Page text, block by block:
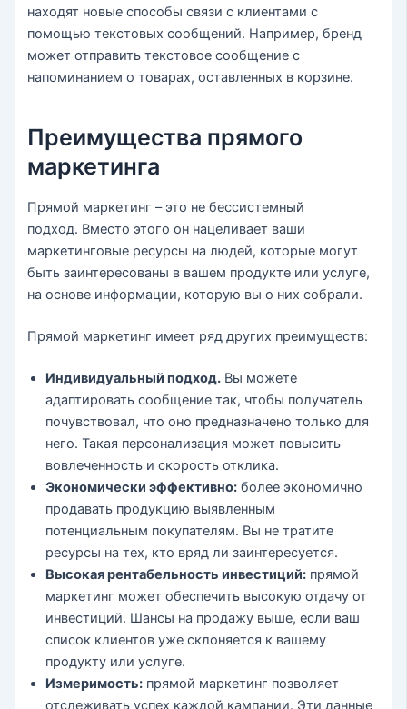
находят новые способы связи с клиентами с
помощью текстовых сообщений. Например, бренд
может отправить текстовое сообщение с
напоминанием о товарах, оставленных в корзине.
Преимущества прямого
маркетинга
Прямой маркетинг – это не бессистемный
подход. Вместо этого он нацеливает ваши
маркетинговые ресурсы на людей, которые могут
быть заинтересованы в вашем продукте или услуге,
на основе информации, которую вы о них собрали.
Прямой маркетинг имеет ряд других преимуществ:
Индивидуальный подход. Вы можете
адаптировать сообщение так, чтобы получатель
почувствовал, что оно предназначено только для
него. Такая персонализация может повысить
вовлеченность и скорость отклика.
Экономически эффективно: более экономично
продавать продукцию выявленным
потенциальным покупателям. Вы не тратите
ресурсы на тех, кто вряд ли заинтересуется.
Высокая рентабельность инвестиций: прямой
маркетинг может обеспечить высокую отдачу от
инвестиций. Шансы на продажу выше, если ваш
список клиентов уже склоняется к вашему
продукту или услуге.
Измеримость: прямой маркетинг позволяет
отслеживать успех каждой кампании. Эти данные